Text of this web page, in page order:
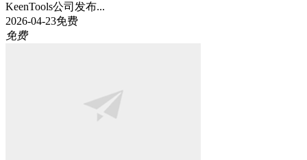
KeenTools公司发布...
2026-04-23免费
免费